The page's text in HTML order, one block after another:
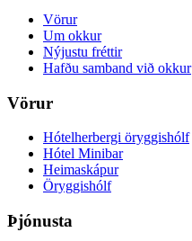
Vörur
Um okkur
Nýjustu fréttir
Hafðu samband við okkur
Vörur
Hótelherbergi öryggishólf
Hótel Minibar
Heimaskápur
Öryggishólf
Þjónusta